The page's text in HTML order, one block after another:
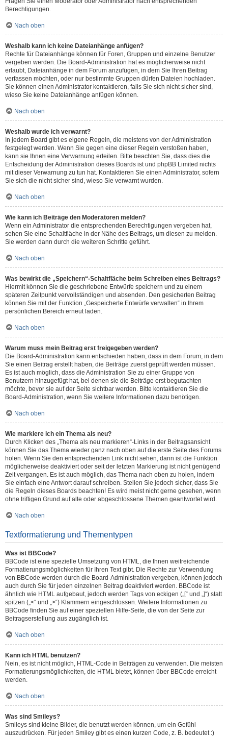
Berechtigungen.
Nach oben
Weshalb kann ich keine Dateianhänge anfügen?
Rechte für Dateianhänge können für Foren, Gruppen und einzelne Benutzer
vergeben werden. Die Board-Administration hat es möglicherweise nicht
erlaubt, Dateianhänge in dem Forum anzufügen, in dem Sie Ihren Beitrag
verfassen möchten, oder nur bestimmte Gruppen dürfen Dateien hochladen.
Sie können einen Administrator kontaktieren, falls Sie sich nicht sicher sind,
wieso Sie keine Dateianhänge anfügen können.
Nach oben
Weshalb wurde ich verwarnt?
In jedem Board gibt es eigene Regeln, die meistens von der Administration
festgelegt werden. Wenn Sie gegen eine dieser Regeln verstoßen haben,
kann sie Ihnen eine Verwarnung erteilen. Bitte beachten Sie, dass dies die
Entscheidung der Administration dieses Boards ist und phpBB Limited nichts
mit dieser Verwarnung zu tun hat. Kontaktieren Sie einen Administrator, sofern
Sie sich die nicht sicher sind, wieso Sie verwarnt wurden.
Nach oben
Wie kann ich Beiträge den Moderatoren melden?
Wenn ein Administrator die entsprechenden Berechtigungen vergeben hat,
sehen Sie eine Schaltfläche in der Nähe des Beitrags, um diesen zu melden.
Sie werden dann durch die weiteren Schritte geführt.
Nach oben
Was bewirkt die „Speichern“-Schaltfläche beim Schreiben eines Beitrags?
Hiermit können Sie die geschriebene Entwürfe speichern und zu einem
späteren Zeitpunkt vervollständigen und absenden. Den gesicherten Beitrag
können Sie mit der Funktion „Gespeicherte Entwürfe verwalten“ in Ihrem
persönlichen Bereich erneut laden.
Nach oben
Warum muss mein Beitrag erst freigegeben werden?
Die Board-Administration kann entschieden haben, dass in dem Forum, in dem
Sie einen Beitrag erstellt haben, die Beiträge zuerst geprüft werden müssen.
Es ist auch möglich, dass die Administration Sie zu einer Gruppe von
Benutzern hinzugefügt hat, bei denen sie die Beiträge erst begutachten
möchte, bevor sie auf der Seite sichtbar werden. Bitte kontaktieren Sie die
Board-Administration, wenn Sie weitere Informationen dazu benötigen.
Nach oben
Wie markiere ich ein Thema als neu?
Durch Klicken des „Thema als neu markieren“-Links in der Beitragsansicht
können Sie das Thema wieder ganz nach oben auf die erste Seite des Forums
holen. Wenn Sie den entsprechenden Link nicht sehen, dann ist die Funktion
möglicherweise deaktiviert oder seit der letzten Markierung ist nicht genügend
Zeit vergangen. Es ist auch möglich, das Thema nach oben zu holen, indem
Sie einfach eine Antwort darauf schreiben. Stellen Sie jedoch sicher, dass Sie
die Regeln dieses Boards beachten! Es wird meist nicht gerne gesehen, wenn
ohne triftigen Grund auf alte oder abgeschlossene Themen geantwortet wird.
Nach oben
Textformatierung und Thementypen
Was ist BBCode?
BBCode ist eine spezielle Umsetzung von HTML, die Ihnen weitreichende
Formatierungsmöglichkeiten für Ihren Text gibt. Die Rechte zur Verwendung
von BBCode werden durch die Board-Administration vergeben, können jedoch
auch durch Sie für jeden einzelnen Beitrag deaktiviert werden. BBCode ist
ähnlich wie HTML aufgebaut, jedoch werden Tags von eckigen („[“ und „]“) statt
spitzen („<“ und „>“) Klammern eingeschlossen. Weitere Informationen zu
BBCode finden Sie auf einer speziellen Hilfe-Seite, die von der Seite zur
Beitragserstellung aus zugänglich ist.
Nach oben
Kann ich HTML benutzen?
Nein, es ist nicht möglich, HTML-Code in Beiträgen zu verwenden. Die meisten
Formatierungsmöglichkeiten, die HTML bietet, können über BBCode erreicht
werden.
Nach oben
Was sind Smileys?
Smileys sind kleine Bilder, die benutzt werden können, um ein Gefühl
auszudrücken. Für jeden Smiley gibt es einen kurzen Code, z. B. bedeutet :)